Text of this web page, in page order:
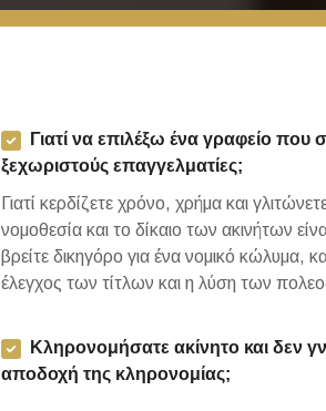
Γιατί να επιλέξω ένα γραφείο που
ξεχωριστούς επαγγελματίες;
Γιατί κερδίζετε χρόνο, χρήμα και
νομοθεσία και το δίκαιο των ακινήτων
βρείτε δικηγόρο για ένα νομικό κώλυμα,
έλεγχος των τίτλων και η λύση των
Κληρονομήσατε ακίνητο και δεν
αποδοχή της κληρονομίας;